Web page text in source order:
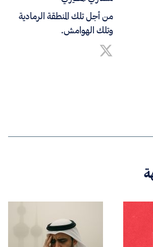
من أجل تلك المنطقة الرمادية
وتلك الهوامش.